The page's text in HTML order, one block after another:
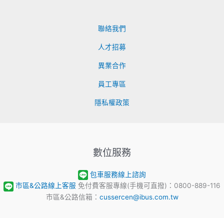
聯絡我們
人才招募
異業合作
員工專區
隱私權政策
數位服務
包車服務線上諮詢
市區&公路線上客服 免付費客服專線(手機可直撥)：0800-889-116
市區&公路信箱： cussercen@ibus.com.tw